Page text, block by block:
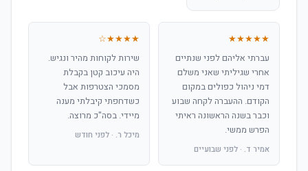
★★★★★
עברתי אליהם לפני שנתיים
אחרי שגיליתי שאני משלם
דמי ניהול כפולים במקום
הקודם. ההעברה לקחה שבוע
וכבר בשנה הראשונה ראיתי
הפרש ממשי.
אמיר ד. · לפני שבועיים
★★★★☆
שירות לקוחות מהיר ונגיש.
היה עיכוב קטן בקבלת
מסמכי הצטרפות אבל
כשדחפתי קיבלתי מענה
מיידי. בסה"כ מרוצה.
מיכל ר. · לפני חודש